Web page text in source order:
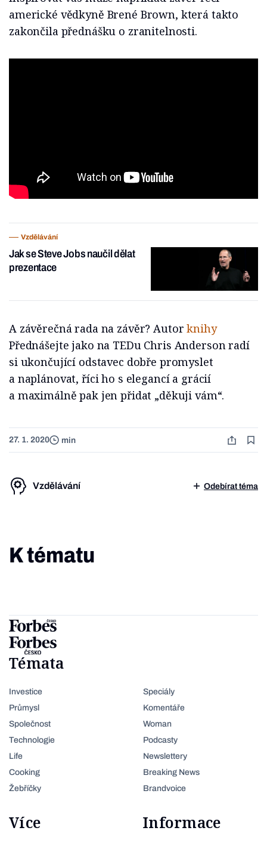
americké vědkyně Brené Brown, která takto
zakončila přednášku o zranitelnosti.
Vzdělávání
Jak se Steve Jobs naučil dělat
prezentace
A závěrečná rada na závěr? Autorknihy
Přednášejte jako na TEDu Chris Anderson radí
si ukončující odstavec dobře promyslet
a naplánovat, říci ho s elegancí a grácií
a maximálně pak jen přidat „děkuji vám“.
27. 1. 2020 min
Vzdělávání Odebírat téma
K tématu
Témata
Investice
Průmysl
Společnost
Technologie
Life
Cooking
Žebříčky
Speciály
Komentáře
Woman
Podcasty
Newslettery
Breaking News
Brandvoice
Více Informace